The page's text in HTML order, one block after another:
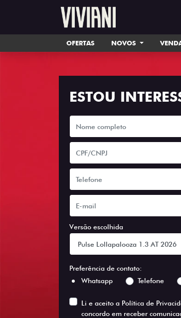
OFERTAS NOVOS
ESTOU
Versão escolhida
Preferência de contato:
Whatsapp
Telefone
Li e aceito a Política de
concordo em receber